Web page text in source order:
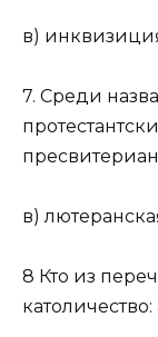
в)
7. Среди
в)
8 Кто из